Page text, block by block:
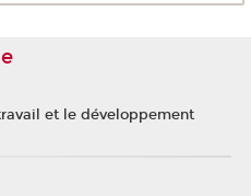
et le développement